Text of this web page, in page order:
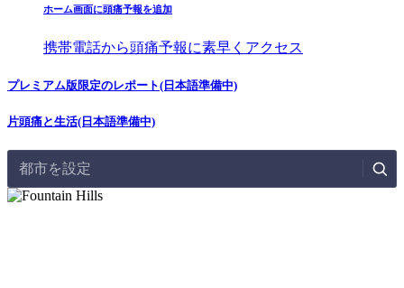
ホーム画面に頭痛予報を追加
携帯電話から頭痛予報に素早くアクセス
プレミアム版限定のレポート(日本語準備中)
片頭痛と生活(日本語準備中)
都市を設定